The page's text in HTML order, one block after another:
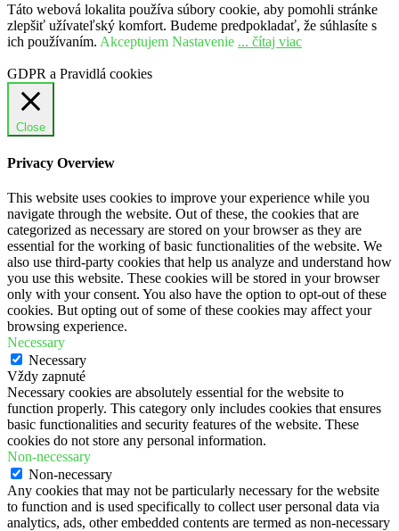
Táto webová lokalita používa súbory cookie, aby pomohli stránke
zlepšiť užívateľský komfort. Budeme predpokladať, že súhlasíte s
ich používaním. Akceptujem Nastavenie ... čítaj viac
GDPR a Pravidlá cookies
Close
Privacy Overview
This website uses cookies to improve your experience while you
navigate through the website. Out of these, the cookies that are
categorized as necessary are stored on your browser as they are
essential for the working of basic functionalities of the website. We
also use third-party cookies that help us analyze and understand how
you use this website. These cookies will be stored in your browser
only with your consent. You also have the option to opt-out of these
cookies. But opting out of some of these cookies may affect your
browsing experience.
Necessary
Necessary
Vždy zapnuté
Necessary cookies are absolutely essential for the website to
function properly. This category only includes cookies that ensures
basic functionalities and security features of the website. These
cookies do not store any personal information.
Non-necessary
Non-necessary
Any cookies that may not be particularly necessary for the website
to function and is used specifically to collect user personal data via
analytics, ads, other embedded contents are termed as non-necessary